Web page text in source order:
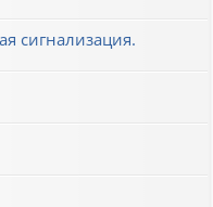
сигнализация.